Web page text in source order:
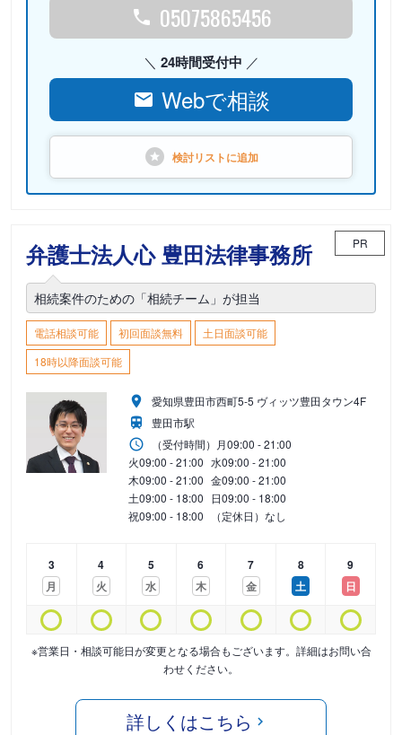
05075865456
24時間受付中
Webで相談
検討リストに追加
弁護士法人心 豊田法律事務所 PR
相続案件のための「相続チーム」が担当
電話相談可能 初回面談無料
土日面談可能
18時以降面談可能
愛知県豊田市西町5-5 ヴィッツ豊田タウン4F
豊田市駅
（受付時間） 月09:00 - 21:00
火09:00 - 21:00 水09:00 - 21:00
木09:00 - 21:00 金09:00 - 21:00
土09:00 - 18:00 日09:00 - 18:00
祝09:00 - 18:00 （定休日）なし
3
月
4
火
5
水
6
木
7
金
8
土
9
日
※営業日・相談可能日が変更となる場合もございます。詳細はお問い合
わせください。
詳しくはこちら